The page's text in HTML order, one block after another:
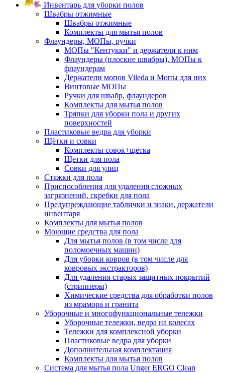
Инвентарь для уборки полов
Швабры отжимные
Швабры отжимные
Комплекты для мытья полов
Флаундеры, МОПы, ручки
МОПы "Кентукки" и держатели к ним
Флаундеры (плоские швабры), МОПы к
флаундерам
Держатели мопов Vileda и Мопы для них
Винтовые МОПы
Ручки для швабр, флаундеров
Комплекты для мытья полов
Тряпки для уборки пола и других
поверхностей
Пластиковые ведра для уборки
Щётки и совки
Комплекты совок+щетка
Щетки для пола
Совки для улиц
Стяжки для пола
Приспособления для удаления сложных
загрязнений, скребки для пола
Предупреждающие таблички и знаки, держатели
инвентаря
Комплекты для мытья полов
Моющие средства для пола
Для мытья полов (в том числе для
поломоечных машин)
Для уборки ковров (в том числе для
ковровых экстракторов)
Для удаления старых защитных покрытий
(стрипперы)
Химические средства для обработки полов
из мрамора и гранита
Уборочные и многофункциональные тележки
Уборочные тележки, ведра на колесах
Тележки для комплексной уборки
Пластиковые ведра для уборки
Дополнительная комплектация
Комплекты для мытья полов
Система для мытья пола Unger ERGO Clean